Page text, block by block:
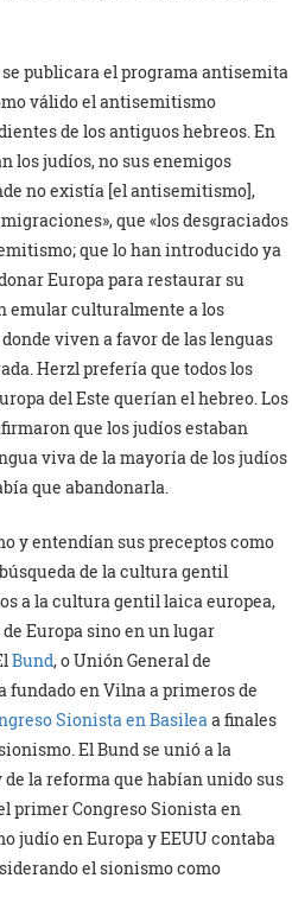
publicara el programa antisemita
válido el antisemitismo
de los antiguos hebreos. En
los judíos, no sus enemigos
no existía [el antisemitismo],
que «los desgraciados
que lo han introducido ya
Europa para restaurar su
emular culturalmente a los
viven a favor de las lenguas
Herzl prefería que todos los
del Este querían el hebreo. Los
que los judíos estaban
viva de la mayoría de los judíos
que abandonarla.
y entendían sus preceptos como
de la cultura gentil
a la cultura gentil laica europea,
Europa sino en un lugar
Bund, o Unión General de
fundado en Vilna a primeros de
Sionista en Basileaa finales
El Bund se unió a la
la reforma que habían unido sus
primer Congreso Sionista en
judío en Europa y EEUU contaba
el sionismo como